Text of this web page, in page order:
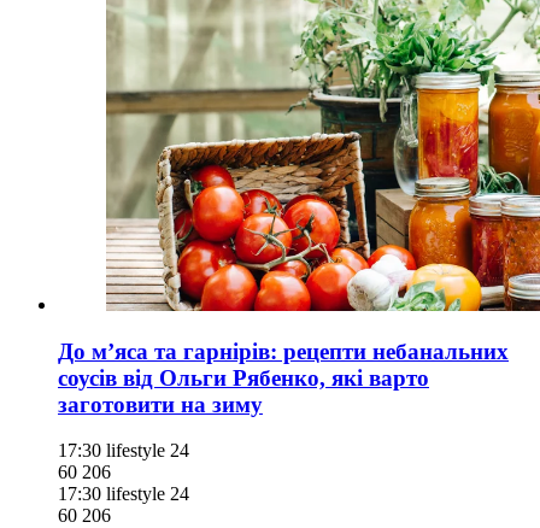
До м’яса та гарнірів: рецепти небанальних
соусів від Ольги Рябенко, які варто
заготовити на зиму
17:30 lifestyle 24
60 206
17:30 lifestyle 24
60 206